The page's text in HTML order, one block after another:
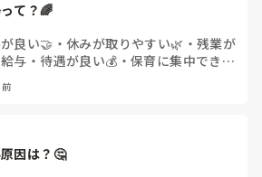
て？🌈
良い🤝 ・ 休みが取りやすい🌿 ・ 残業が
給与・待遇が良い💰 ・ 保育に集中できる
(コメントで教えてください)
因は？🤔